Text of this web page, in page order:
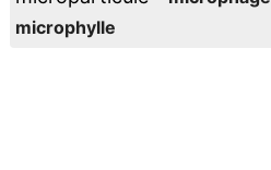
microphylle